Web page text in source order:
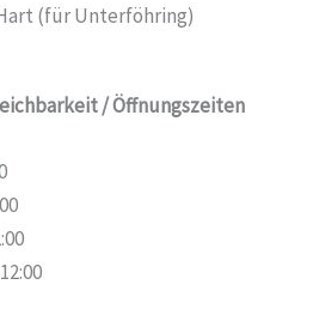
(für Unterföhring)
/ Öffnungszeiten